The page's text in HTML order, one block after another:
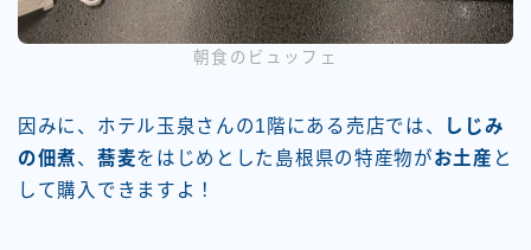
朝食のビュッフェ
因みに、ホテル玉泉さんの1階にある売店では、
しじみ
の佃煮、 蕎麦をはじめとした島根県の特産物がお土産 と
して購入できますよ！